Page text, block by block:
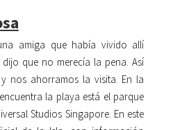
amiga que había vivido allí
que no merecía la pena. Así
nos ahorramos la visita. En la
la playa está el parque
Studios Singapore. En este